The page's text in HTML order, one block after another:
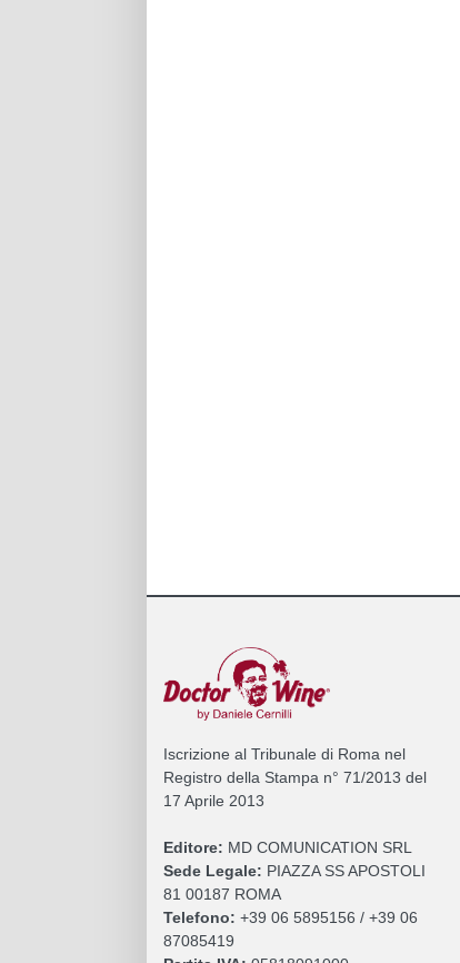
Iscrizione al Tribunale di Roma nel
Registro della Stampa n° 71/2013 del
17 Aprile 2013
Editore: MD COMUNICATION SRL
Sede Legale: PIAZZA SS APOSTOLI
81 00187 ROMA
Telefono: +39 06 5895156 / +39 06
87085419